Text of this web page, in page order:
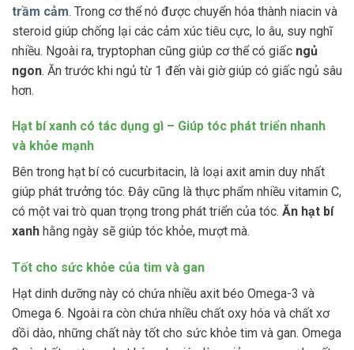
trầm cảm. Trong cơ thể nó được chuyển hóa thành niacin và
steroid giúp chống lại các cảm xúc tiêu cực, lo âu, suy nghĩ
nhiều. Ngoài ra, tryptophan cũng giúp cơ thể có giấc ngủ
ngon. Ăn trước khi ngủ từ 1 đến vài giờ giúp có giấc ngủ sâu
hơn.
Hạt bí xanh có tác dụng gì – Giúp tóc phát triển nhanh
và khỏe mạnh
Bên trong hạt bí có cucurbitacin, là loại axit amin duy nhất
giúp phát trưởng tóc. Đây cũng là thực phẩm nhiều vitamin C,
có một vai trò quan trọng trong phát triển của tóc. Ăn hạt bí
xanh hằng ngày sẽ giúp tóc khỏe, mượt mà.
Tốt cho sức khỏe của tim và gan
Hạt dinh dưỡng này có chứa nhiều axit béo Omega-3 và
Omega 6. Ngoài ra còn chứa nhiều chất oxy hóa và chất xơ
dồi dào, những chất này tốt cho sức khỏe tim và gan. Omega